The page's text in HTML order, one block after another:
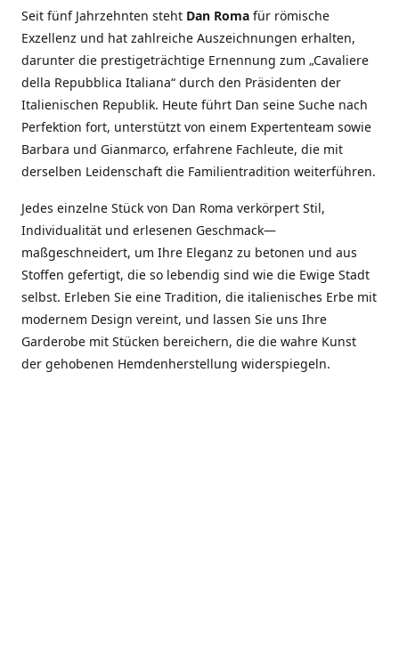
Seit fünf Jahrzehnten steht Dan Roma für römische
Exzellenz und hat zahlreiche Auszeichnungen erhalten,
darunter die prestigeträchtige Ernennung zum „Cavaliere
della Repubblica Italiana“ durch den Präsidenten der
Italienischen Republik. Heute führt Dan seine Suche nach
Perfektion fort, unterstützt von einem Expertenteam sowie
Barbara und Gianmarco, erfahrene Fachleute, die mit
derselben Leidenschaft die Familientradition weiterführen.
Jedes einzelne Stück von Dan Roma verkörpert Stil,
Individualität und erlesenen Geschmack—
maßgeschneidert, um Ihre Eleganz zu betonen und aus
Stoffen gefertigt, die so lebendig sind wie die Ewige Stadt
selbst. Erleben Sie eine Tradition, die italienisches Erbe mit
modernem Design vereint, und lassen Sie uns Ihre
Garderobe mit Stücken bereichern, die die wahre Kunst
der gehobenen Hemdenherstellung widerspiegeln.